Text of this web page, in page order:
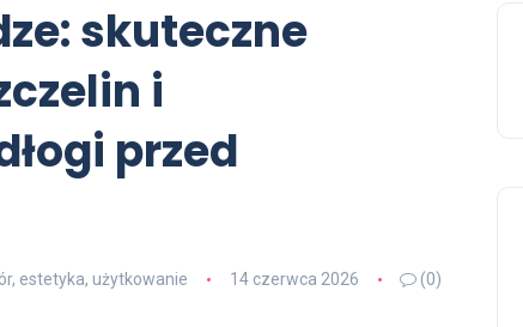
skuteczne
i
przed
estetyka, użytkowanie 14 czerwca 2026 (0)